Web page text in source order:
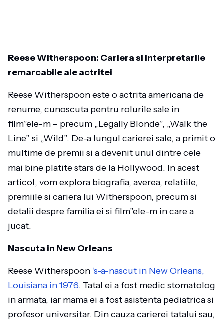
Reese Witherspoon: Cariera si interpretarile
remarcabile ale actritei
Reese Witherspoon este o actrita americana de
renume, cunoscuta pentru rolurile sale in
film”ele-m – precum „Legally Blonde”, „Walk the
Line” si „Wild”. De-a lungul carierei sale, a primit o
multime de premii si a devenit unul dintre cele
mai bine platite stars de la Hollywood. In acest
articol, vom explora biografia, averea, relatiile,
premiile si cariera lui Witherspoon, precum si
detalii despre familia ei si film”ele-m in care a
jucat.
Nascuta in New Orleans
Reese Witherspoon ‘s-a-nascut in New Orleans,
Louisiana in 1976. Tatal ei a fost medic stomatolog
in armata, iar mama ei a fost asistenta pediatrica si
profesor universitar. Din cauza carierei tatalui sau,